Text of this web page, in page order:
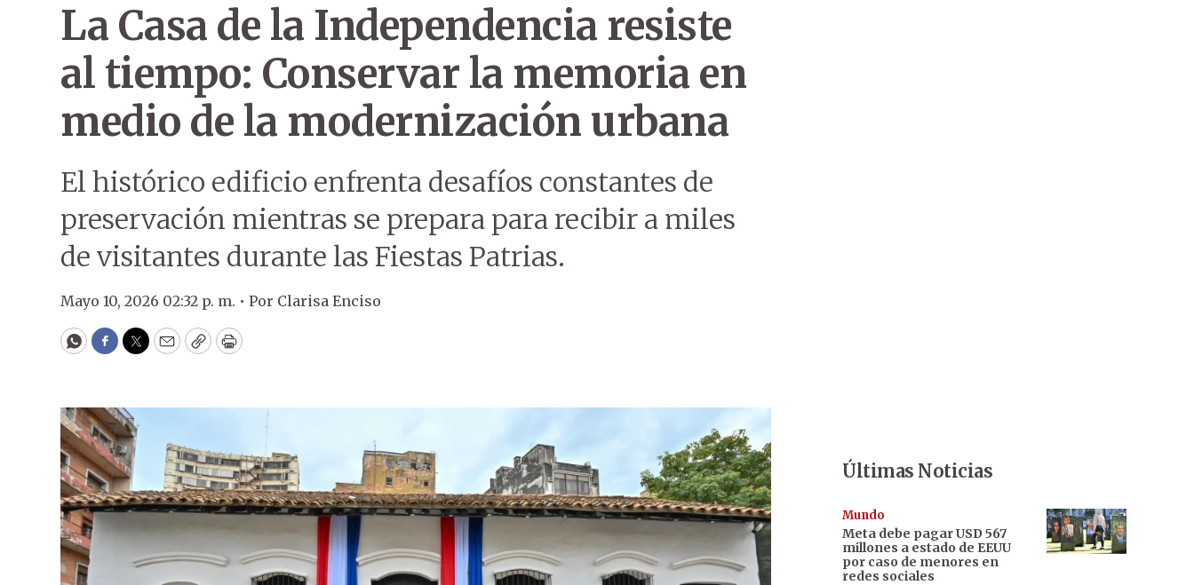
La Casa de la Independencia resiste
al tiempo: Conservar la memoria en
medio de la modernización urbana
El histórico edificio enfrenta desafíos constantes de
preservación mientras se prepara para recibir a miles
de visitantes durante las Fiestas Patrias.
Mayo 10, 2026 02:32 p. m. • Por Clarisa Enciso
WhatsApp
Facebook
Twitter
EmailCopyPrint
Últimas Noticias
Mundo
Meta debe pagar USD 567
millones a estado de EEUU
por caso de menores en
redes sociales